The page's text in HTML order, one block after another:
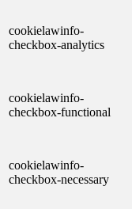
cookielawinfo-
checkbox-analytics
cookielawinfo-
checkbox-functional
cookielawinfo-
checkbox-necessary